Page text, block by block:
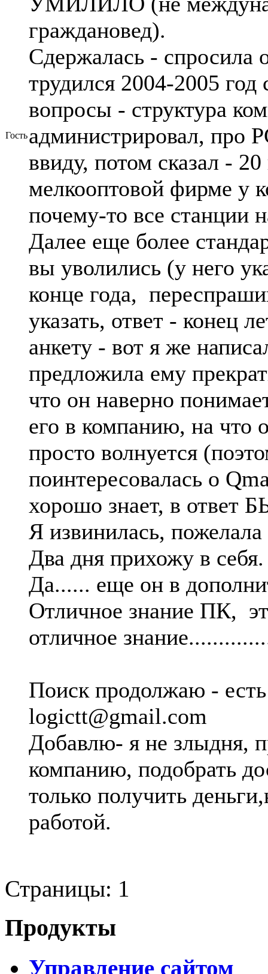
Гость
граждановед).
Сдержалась - спросила
трудился 2004-2005
вопросы - структура
администрировал, про
ввиду, потом сказал -
мелкооптовой фирме у
почему-то все станции
Далее еще более
вы уволились (у него
конце года,
указать, ответ - конец
анкету - вот я же
предложила ему
что он наверно
его в компанию, на что
просто волнуется
поинтересовалась о
хорошо знает, в ответ
Я извинилась,
Два дня прихожу в себя.
Да...... еще он в
Отличное знание ПК,
отличное
Поиск продолжаю -
logictt@gmail.com
Добавлю- я не злыдня,
компанию, подобрать
только получить
работой.
Страницы: 1
Продукты
Управление сайтом